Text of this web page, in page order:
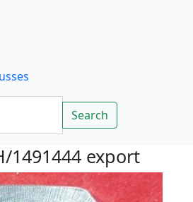
Rechercher
Search
1491444 export